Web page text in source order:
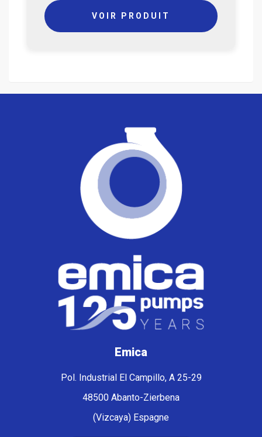
VOIR PRODUIT
Emica
Pol. Industrial El Campillo, A 25-29
48500 Abanto-Zierbena
(Vizcaya) Espagne